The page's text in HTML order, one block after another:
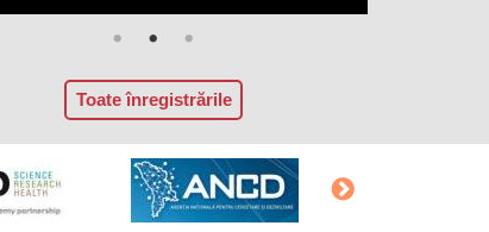
Toate înregistrările